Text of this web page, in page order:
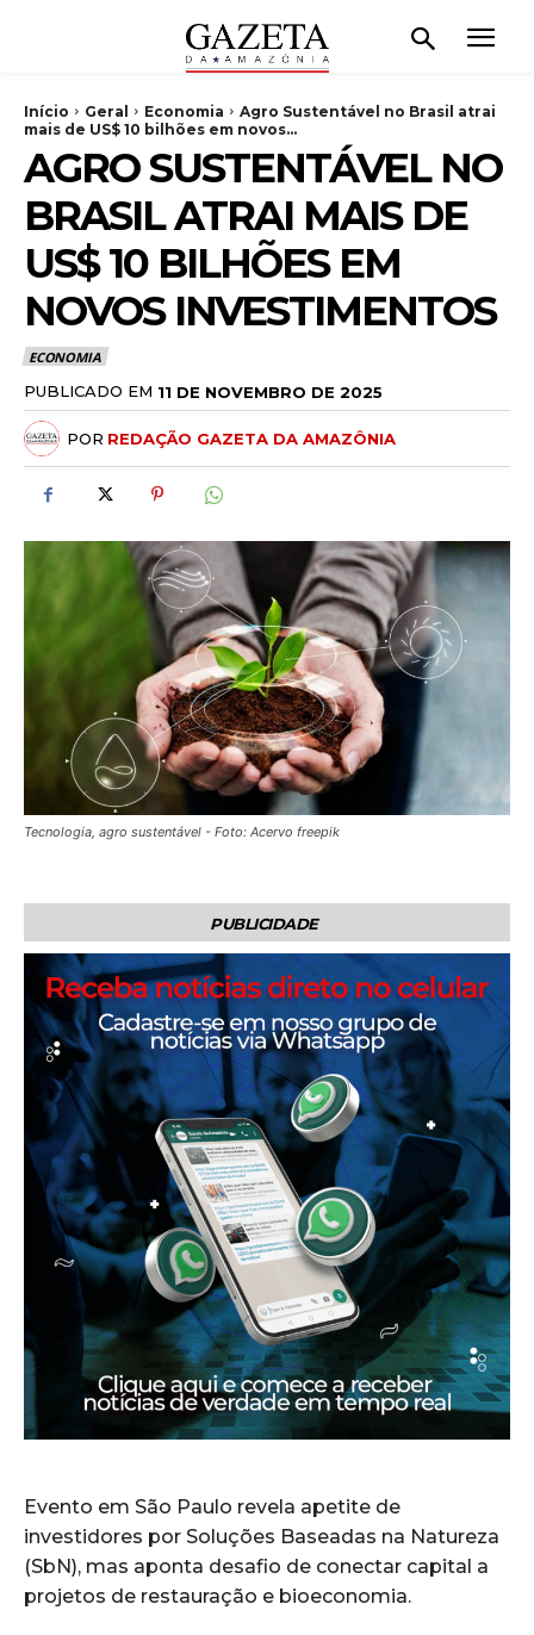
Início Geral Economia
Agro Sustentável no Brasil atrai
mais de US$ 10 bilhões em novos...
AGRO SUSTENTÁVEL NO
BRASIL ATRAI MAIS DE
US$ 10 BILHÕES EM
NOVOS INVESTIMENTOS
ECONOMIA
PUBLICADO EM 11 DE NOVEMBRO DE 2025
POR REDAÇÃO GAZETA DA AMAZÔNIA
Tecnologia, agro sustentável - Foto: Acervo freepik
PUBLICIDADE
Evento em São Paulo revela apetite de
investidores por Soluções Baseadas na Natureza
(SbN), mas aponta desafio de conectar capital a
projetos de restauração e bioeconomia.